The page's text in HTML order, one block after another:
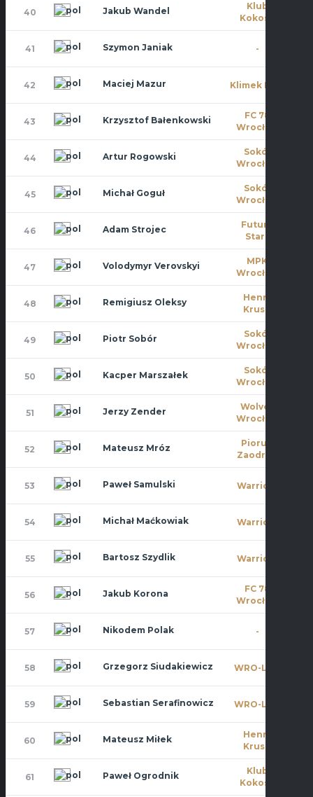
40 Jakub Wandel
Klub
Kokosa
41 Szymon Janiak -
42 Maciej Mazur Klimek PRO
43 Krzysztof Bałenkowski
FC 78
Wrocław
44 Artur Rogowski
Sokół
Wrocław
45 Michał Goguł
Sokół
Wrocław
46 Adam Strojec
Future
Stars
47 Volodymyr Verovskyi
MPK
Wrocław
48 Remigiusz Oleksy
Henry
Kruse
49 Piotr Sobór
Sokół
Wrocław
50 Kacper Marszałek
Sokół
Wrocław
51 Jerzy Zender
Wolves
Wrocław
52 Mateusz Mróz
Piorun
Zaodrze
53 Paweł Samulski Warriors
54 Michał Maćkowiak Warriors
55 Bartosz Szydlik Warriors
56 Jakub Korona
FC 78
Wrocław
57 Nikodem Polak -
58 Grzegorz Siudakiewicz WRO-LOT
59 Sebastian Serafinowicz WRO-LOT
60 Mateusz Miłek
Henry
Kruse
61 Paweł Ogrodnik
Klub
Kokosa